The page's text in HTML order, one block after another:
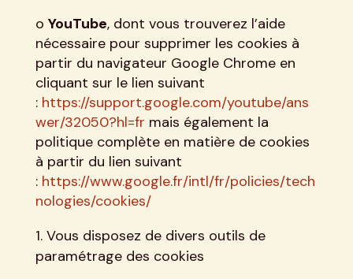
o YouTube, dont vous trouverez l’aide
nécessaire pour supprimer les cookies à
partir du navigateur Google Chrome en
cliquant sur le lien suivant
: https://support.google.com/youtube/ans
wer/32050?hl=fr mais également la
politique complète en matière de cookies
à partir du lien suivant
: https://www.google.fr/intl/fr/policies/tech
nologies/cookies/
Vous disposez de divers outils de
paramétrage des cookies